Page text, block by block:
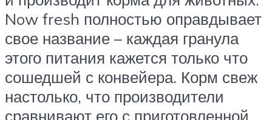
Now fresh полностью оправдывает
свое название – каждая гранула
этого питания кажется только что
сошедшей с конвейера. Корм свеж
настолько, что производители
сравнивают его с приготовленной